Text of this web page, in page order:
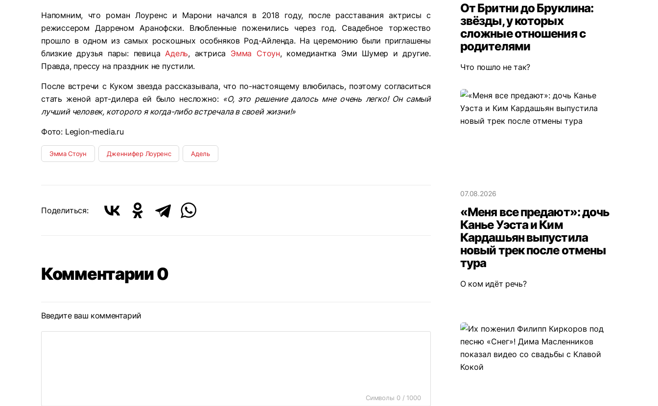
Напомним, что роман Лоуренс и Марони начался в 2018 году, после расставания актрисы с
режиссером Дарреном Аранофски. Влюбленные поженились через год. Свадебное торжество
прошло в одном из самых роскошных особняков Род-Айленда. На церемонию были приглашены
близкие друзья пары: певицаАдель, актриса Эмма Стоун, комедиантка Эми Шумер и другие.
Правда, прессу на праздник не пустили.
После встречи с Куком звезда рассказывала, что по-настоящему влюбилась, поэтому согласиться
стать женой арт-дилера ей было несложно: «О, это решение далось мне очень легко! Он самый
лучший человек, которого я когда-либо встречала в своей жизни!»
Фото: Legion-media.ru
Эмма Стоун Дженнифер Лоуренс Адель
Поделиться:
Комментарии 0
Введите ваш комментарий
Символы 0 / 1000
От Бритни до Бруклина:
звёзды, у которых
сложные отношения с
родителями
Что пошло не так?
07.08.2026
«Меня все предают»: дочь
Канье Уэста и Ким
Кардашьян выпустила
новый трек после отмены
тура
О ком идёт речь?